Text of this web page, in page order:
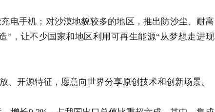
手机；对沙漠地貌较多的地区，推出防沙尘、耐高
，让不少国家和地区利用可再生能源“从梦想走进现
开源特征，愿意向世界分享原创技术和创新场景。